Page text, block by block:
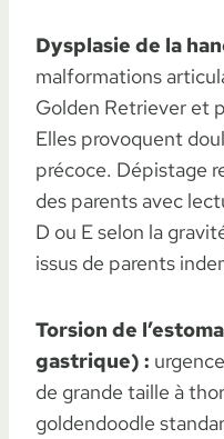
Dysplasie de la
malformations
Golden Retriever et
Elles provoquent
précoce. Dépistage
des parents avec
D ou E selon la
issus de parents
Torsion de
gastrique) :
de grande taille à
goldendoodle